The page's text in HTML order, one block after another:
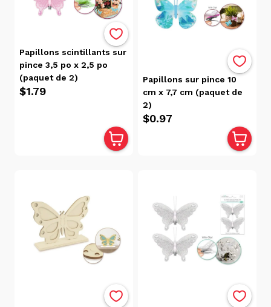
Papillons scintillants sur
pince 3,5 po x 2,5 po
(paquet de 2)
$1.79
Papillons sur pince 10
cm x 7,7 cm (paquet de
2)
$0.97